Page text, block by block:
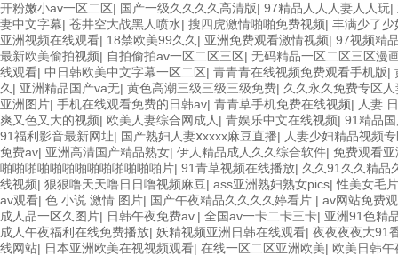
开粉嫩小av一区二区| 国产一级久久久久高清版| 97精品人人人妻人人玩|
妻中文字幕| 苍井空大战黑人喷水| 搜四虎激情啪啪免费视频| 丰满少了少
亚洲视频在线观看| 18禁欧美99久久 | 亚洲免费观看激情视频| 97视频精
最新欧美偷拍视频| 自拍偷拍av一区二区三区| 无码精品一区二区三区漫
线观看| 中日韩欧美中文字幕一区二区| 青青青在线视频免费观看手机版|
久 | 亚洲精品国产va无| 黄色高潮三级三级三级免费| 久久永久免费专区人
亚洲图片| 手机在线观看免费的日韩av| 青青草手机免费在线视频| 人妻
爽又色又大的视频| 欧美人妻综合网成人 | 青娱乐中文在线视频| 91精品
91福利影音最新网址| 国产熟妇人妻ⅹxxxx麻豆直播| 人妻少妇精品视频
免费av| 亚洲高清国产精品熟女| 伊人精品成人久久综合软件| 免费观看
啪啪啪啪啪啪啪啪啪啪啪啪啪片| 91青草视频在线播放| 久久91久久精品
线视频| 狠狠噜天天噜日日噜视频麻豆| ass亚洲熟妇熟女pics|性美女毛
av观看| 色 小说 激情 图片| 国产午夜精品久久久久婷看片 | av网站免费
成人品一区久图片| 日韩午夜免费av. | 全国av一卡二卡三卡| 亚洲91色精
成人午夜福利在线免费播放| 妖精视频亚洲日韩在线观看| 夜夜夜夜大91
线网站| 日本亚洲欧美在视视频观看| 在线一区二区亚洲欧美| 欧美日韩